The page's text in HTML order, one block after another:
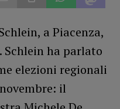
a Piacenza,
Schlein ha parlato
elezioni regionali
il